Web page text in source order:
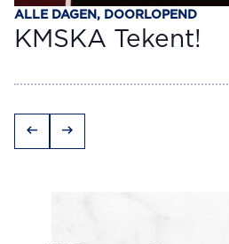
ALLE DAGEN, DOORLOPEND
KMSKA Tekent!
arrow_left_alt arrow_right_alt